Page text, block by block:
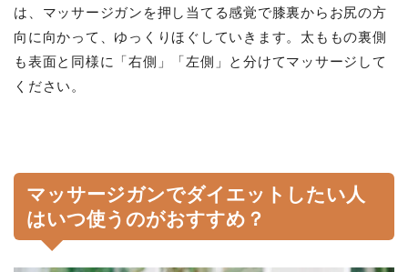
は、マッサージガンを押し当てる感覚で膝裏からお尻の方
向に向かって、ゆっくりほぐしていきます。太ももの裏側
も表面と同様に「右側」「左側」と分けてマッサージして
ください。
マッサージガンでダイエットしたい人
はいつ使うのがおすすめ？